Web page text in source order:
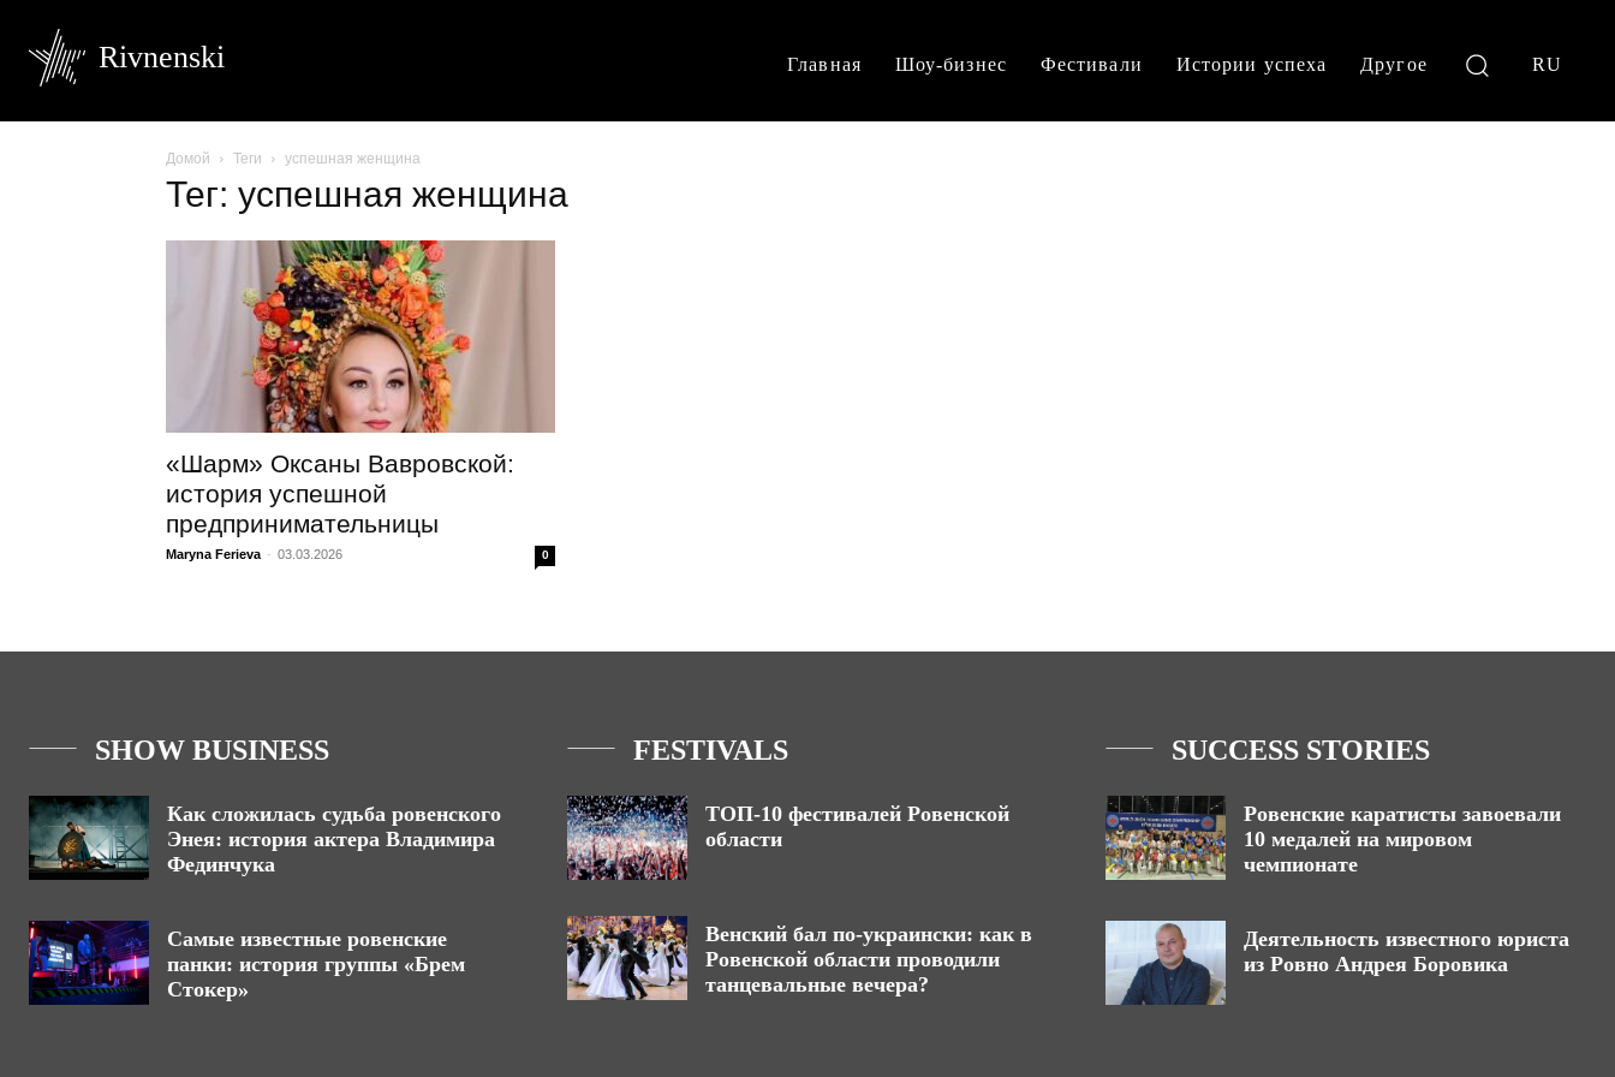
Rivnenski Главная Шоу-бизнес Фестивали Истории успеха Другое RU
Домой Теги успешная женщина
Тег: успешная женщина
«Шарм» Оксаны Вавровской:
история успешной
предпринимательницы
Maryna Ferieva - 03.03.2026 0
SHOW BUSINESS
Как сложилась судьба ровенского
Энея: история актера Владимира
Фединчука
Самые известные ровенские
панки: история группы «Брем
Стокер»
FESTIVALS
ТОП-10 фестивалей Ровенской
области
Венский бал по-украински: как в
Ровенской области проводили
танцевальные вечера?
SUCCESS STORIES
Ровенские каратисты завоевали
10 медалей на мировом
чемпионате
Деятельность известного юриста
из Ровно Андрея Боровика